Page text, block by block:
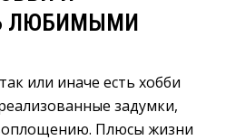
ЛЮБИМЫМИ
или иначе есть хобби
задумки,
Плюсы жизни